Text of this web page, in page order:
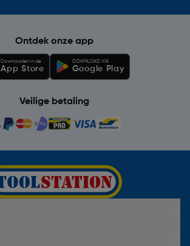
Ontdek onze app
Downloaden in de
App Store
DOWNLOAD VIA
Google Play
Veilige betaling